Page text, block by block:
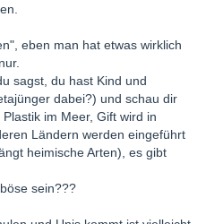
eben man hat etwas wirklich
sagst, du hast Kind und
dabei?) und schau dir
im Meer, Gift wird in
Ländern werden eingeführt
heimische Arten), es gibt
sein???